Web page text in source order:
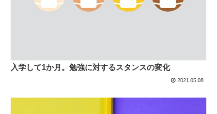
入学して1か月。勉強に対するスタンスの変化
2021.05.08